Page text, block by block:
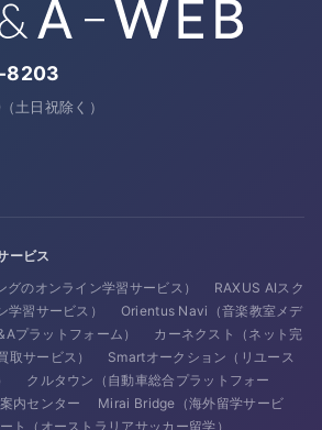
8203
土日祝除く）
ービス
のオンライン学習サービス）
RAXUS AIスク
習サービス）
Orientus Navi（音楽教室メデ
プラットフォーム）
カーネクスト（ネット完
サービス）
Smartオークション（リユース
クルタウン（自動車総合プラットフォー
内センター
Mirai Bridge（海外留学サービ
ト（オーストラリアサッカー留学）